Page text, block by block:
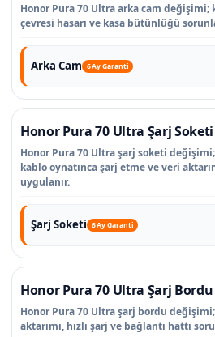
Honor Pura 70 Ultra arka cam değişimi;
çevresi hasarı ve kasa bütünlüğü
Arka Cam 6 Ay Garanti
Honor Pura 70 Ultra Şarj
Honor Pura 70 Ultra şarj soketi
kablo oynatınca şarj etme ve veri
uygulanır.
Şarj Soketi 6 Ay Garanti
Honor Pura 70 Ultra Şarj
Honor Pura 70 Ultra şarj bordu
aktarımı, hızlı şarj ve bağlantı hattı